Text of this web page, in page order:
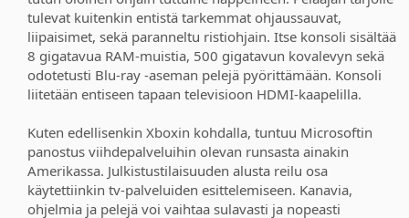
tulevat kuitenkin entistä tarkemmat ohjaussauvat,
liipaisimet, sekä paranneltu ristiohjain. Itse konsoli sisältää
8 gigatavua RAM-muistia, 500 gigatavun kovalevyn sekä
odotetusti Blu-ray -aseman pelejä pyörittämään. Konsoli
liitetään entiseen tapaan televisioon HDMI-kaapelilla.
Kuten edellisenkin Xboxin kohdalla, tuntuu Microsoftin
panostus viihdepalveluihin olevan runsasta ainakin
Amerikassa. Julkistustilaisuuden alusta reilu osa
käytettiinkin tv-palveluiden esittelemiseen. Kanavia,
ohjelmia ja pelejä voi vaihtaa sulavasti ja nopeasti